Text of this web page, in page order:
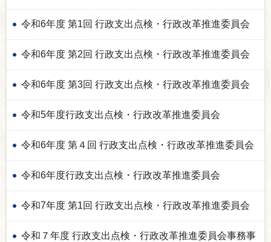
令和6年度 第1回 行政支出点検・行政改革推進委員会
令和6年度 第2回 行政支出点検・行政改革推進委員会
令和6年度 第3回 行政支出点検・行政改革推進委員会
令和5年度行政支出点検・行政改革推進委員会
令和6年度 第４回 行政支出点検・行政改革推進委員会
令和6年度行政支出点検・行政改革推進委員会
令和7年度 第1回 行政支出点検・行政改革推進委員会
令和７年度 行政支出点検・行政改革推進委員会事務事